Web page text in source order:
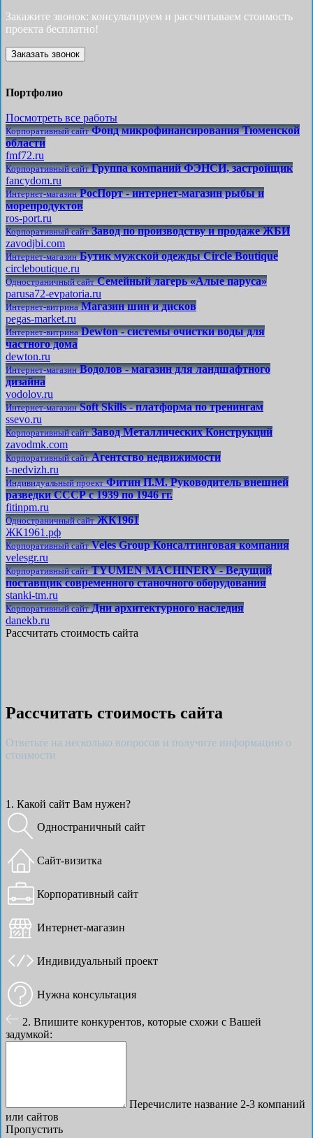
Закажите звонок: консультируем и рассчитываем стоимость
проекта бесплатно!
Заказать звонок
Портфолио
Посмотреть все работы
Корпоративный сайт Фонд микрофинансирования Тюменской
области
fmf72.ru
Корпоративный сайт Группа компаний ФЭНСИ, застройщик
fancydom.ru
Интернет-магазин РосПорт - интернет-магазин рыбы и
морепродуктов
ros-port.ru
Корпоративный сайт Завод по производству и продаже ЖБИ
zavodjbi.com
Интернет-магазин Бутик мужской одежды Circle Boutique
circleboutique.ru
Одностраничный сайт Семейный лагерь «Алые паруса»
parusa72-evpatoria.ru
Интернет-витрина Магазин шин и дисков
pegas-market.ru
Интернет-витрина Dewton - системы очистки воды для
частного дома
dewton.ru
Интернет-магазин Водолов - магазин для ландшафтного
дизайна
vodolov.ru
Интернет-магазин Soft Skills - платформа по тренингам
ssevo.ru
Корпоративный сайт Завод Металлических Конструкций
zavodmk.com
Корпоративный сайт Агентство недвижимости
t-nedvizh.ru
Индивидуальный проект Фитин П.М. Руководитель внешней
разведки СССР с 1939 по 1946 гг.
fitinpm.ru
Одностраничный сайт ЖК1961
ЖК1961.рф
Корпоративный сайт Veles Group Консалтинговая компания
velesgr.ru
Корпоративный сайт TYUMEN MACHINERY - Ведущий
поставщик современного станочного оборудования
stanki-tm.ru
Корпоративный сайт Дни архитектурного наследия
danekb.ru
Рассчитать стоимость сайта
Рассчитать стоимость сайта
Ответьте на несколько вопросов и получите информацию о
стоимости
1. Какой сайт Вам нужен?
Одностраничный сайт
Сайт-визитка
Корпоративный сайт
Интернет-магазин
Индивидуальный проект
Нужна консультация
2. Впишите конкурентов, которые схожи с Вашей
задумкой:
Перечислите название 2-3 компаний
или сайтов
Пропустить